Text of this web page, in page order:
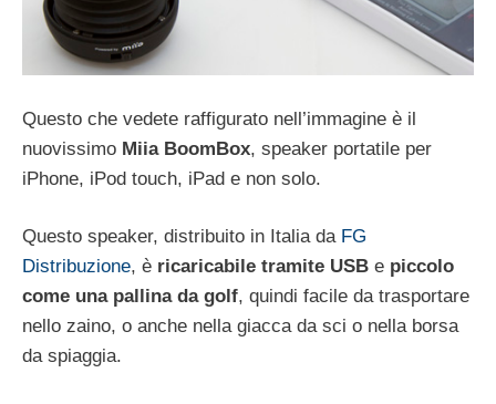
Questo che vedete raffigurato nell’immagine è il
nuovissimo Miia BoomBox, speaker portatile per
iPhone, iPod touch, iPad e non solo.
Questo speaker, distribuito in Italia da FG
Distribuzione, è ricaricabile tramite USB e piccolo
come una pallina da golf, quindi facile da trasportare
nello zaino, o anche nella giacca da sci o nella borsa
da spiaggia.